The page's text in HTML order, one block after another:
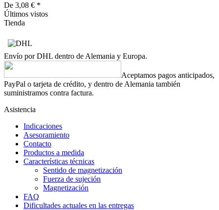
De 3,08 € *
Últimos vistos
Tienda
Envío por DHL dentro de Alemania y Europa.
Aceptamos pagos anticipados,
PayPal o tarjeta de crédito, y dentro de Alemania también
suministramos contra factura.
Asistencia
Indicaciones
Asesoramiento
Contacto
Productos a medida
Características técnicas
Sentido de magnetización
Fuerza de sujeción
Magnetización
FAQ
Dificultades actuales en las entregas